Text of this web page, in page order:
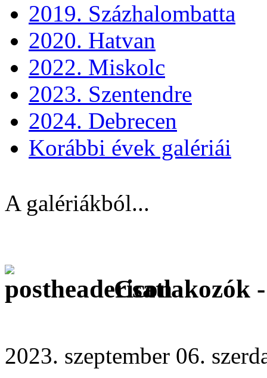
2019. Százhalombatta
2020. Hatvan
2022. Miskolc
2023. Szentendre
2024. Debrecen
Korábbi évek galériái
A galériákból...
Csatlakozók
2023. szeptember 06.